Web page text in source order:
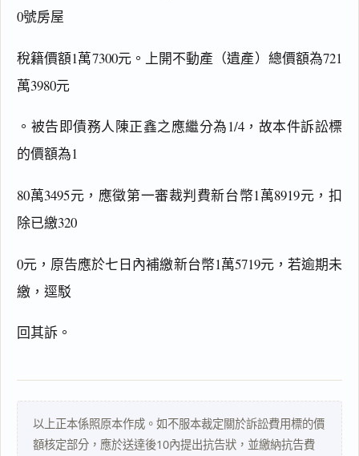
0號房屋
稅籍價額1萬7300元。上開不動產（遺產）總價額為721
萬3980元
。被告即債務人陳正鑫之應繼分為1/4，故本件訴訟標
的價額為1
80萬3495元，應徵第一審裁判費新台幣1萬8919元，扣
除已繳320
0元，原告應於七日內補繳新台幣1萬5719元，若逾期未
繳，逕駁
回其訴。
以上正本係照原本作成。如不服本裁定關於訴訟費用標的價
額核定部分，應於送達後10內提出抗告狀，並繳納抗告費
搜尋本